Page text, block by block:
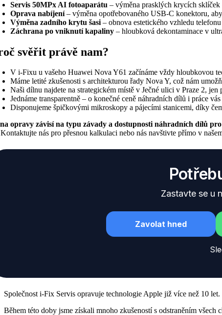
Servis 50MPx AI fotoaparátu – výměna prasklých krycích
Oprava nabíjení– výměna opotřebovaného USB-C konektoru,
Výměna zadního krytu šasi – obnova estetického vzhledu
Záchrana po vniknutí kapaliny – hloubková dekontaminace v
svěřit právě nam?
V i-Fixu u vašeho Huawei Nova Y61 začínáme vždy hloubkovou
Máme letité zkušenosti s architekturou řady Nova Y, což nám
Naši dílnu najdete na strategickém místě v Ječné ulici v Praze 2,
Jednáme transparentně – o konečné ceně náhradních dílů i práce
Disponujeme špičkovými mikroskopy a pájecími stanicemi, díky
opravy závisí na typu závady a dostupnosti náhradních dílů
nás pro přesnou kalkulaci nebo nás navštivte přímo v
Zastavte se u
Zavolat hned
Společnost i-Fix Servis opravuje technologie Apple již více než 10 let.
Během této doby jsme získali mnoho zkušeností s odstraněním